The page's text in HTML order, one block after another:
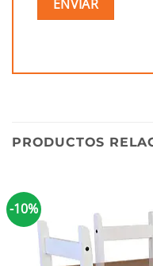
PRODUCTOS
-10%